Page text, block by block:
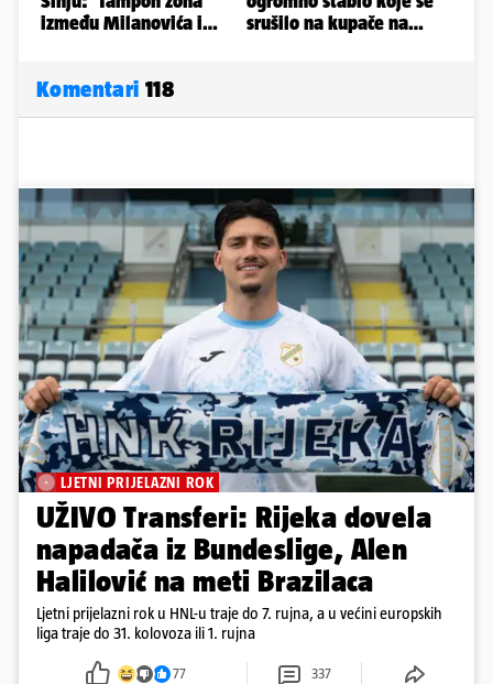
Komentari 118
LJETNI PRIJELAZNI ROK
UŽIVO Transferi: Rijeka dovela
napadača iz Bundeslige, Alen
Halilović na meti Brazilaca
Ljetni prijelazni rok u HNL-u traje do 7. rujna, a u većini europskih
liga traje do 31. kolovoza ili 1. rujna
77 337